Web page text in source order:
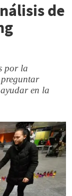
de
por la
en la